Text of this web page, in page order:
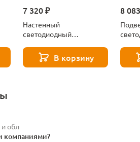
7 320 ₽
Настенный
светодиодный
Lowell LSP-7118В корзину
8
обл
компаниями?